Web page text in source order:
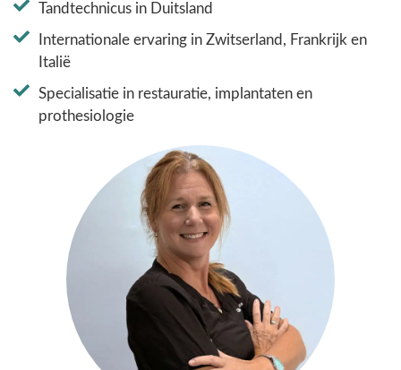
Tandtechnicus in Duitsland
Internationale ervaring in Zwitserland, Frankrijk en
Italië
Specialisatie in restauratie, implantaten en
prothesiologie